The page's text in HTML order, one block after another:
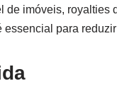
imóveis, royalties
para